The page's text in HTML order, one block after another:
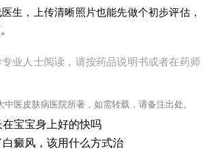
生，上传清晰照片也能先做个初步评估，
业人士阅读，请按药品说明书或者在药师
医皮肤病医院所著，如需转载，请备注出处。
在宝宝身上好的快吗
白癜风，该用什么方式治